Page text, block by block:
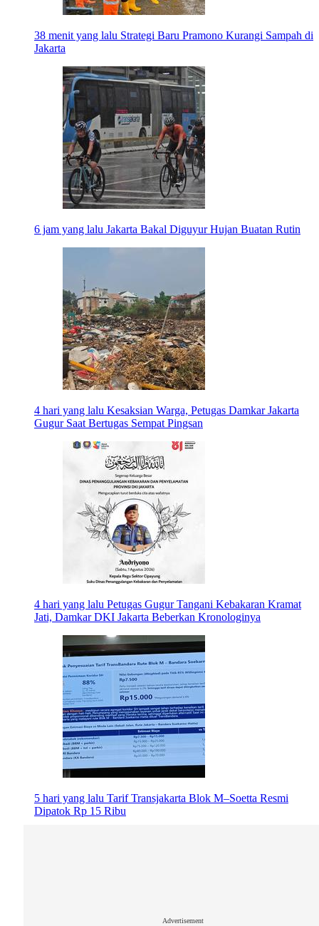
38 menit yang lalu Strategi Baru Pramono Kurangi Sampah di
Jakarta
6 jam yang lalu Jakarta Bakal Diguyur Hujan Buatan Rutin
4 hari yang lalu Kesaksian Warga, Petugas Damkar Jakarta
Gugur Saat Bertugas Sempat Pingsan
4 hari yang lalu Petugas Gugur Tangani Kebakaran Kramat
Jati, Damkar DKI Jakarta Beberkan Kronologinya
5 hari yang lalu Tarif Transjakarta Blok M–Soetta Resmi
Dipatok Rp 15 Ribu
Advertisement